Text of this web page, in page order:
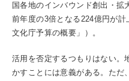
国各地のインバウンド創出・拡
前年度の3倍となる224億円が
文化庁予算の概要」）。
活用を否定するつもりはない。
かすことには意義がある。ただ